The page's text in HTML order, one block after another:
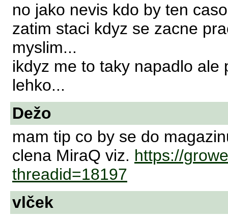
no jako nevis kdo by ten
zatim staci kdyz se zacne
myslim...
ikdyz me to taky napadlo
lehko...
Dežo
mam tip co by se do
clena MiraQ viz. https://
threadid=18197
vlček